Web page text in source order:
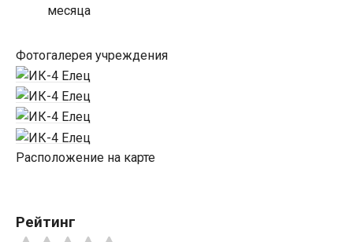
месяца
Фотогалерея учреждения
Расположение на карте
Рейтинг